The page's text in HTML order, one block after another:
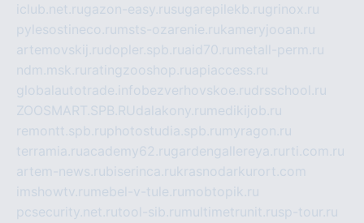
iclub.net.rugazon-easy.rusugarepilekb.rugrinox.ru
pylesostineco.ru msts-ozarenie.rukameryjooan.ru
artemovskij.rudopler.spb.ruaid70.ru metall-perm.ru
ndm.msk.ru ratingzooshop.ruapiaccess.ru
globalautotrade.info bezverhovskoe.rudrsschool.ru
ZOOSMART.SPB.RUdalakony.ru medikijob.ru
remontt.spb.ruphotostudia.spb.ru myragon.ru
terramia.ruacademy62.rugardengallereya.ru rti.com.ru
artem-news.rubiserinca.rukrasnodarkurort.com
imshowtv.ru mebel-v-tule.ru mobtopik.ru
pcsecurity.net.rutool-sib.ru multimetrunit.rusp-tour.ru